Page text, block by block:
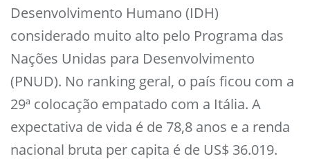
Desenvolvimento Humano (IDH)
considerado muito alto pelo Programa das
Nações Unidas para Desenvolvimento
(PNUD). No ranking geral, o país ficou com a
29ª colocação empatado com a Itália. A
expectativa de vida é de 78,8 anos e a renda
nacional bruta per capita é de US$ 36.019.